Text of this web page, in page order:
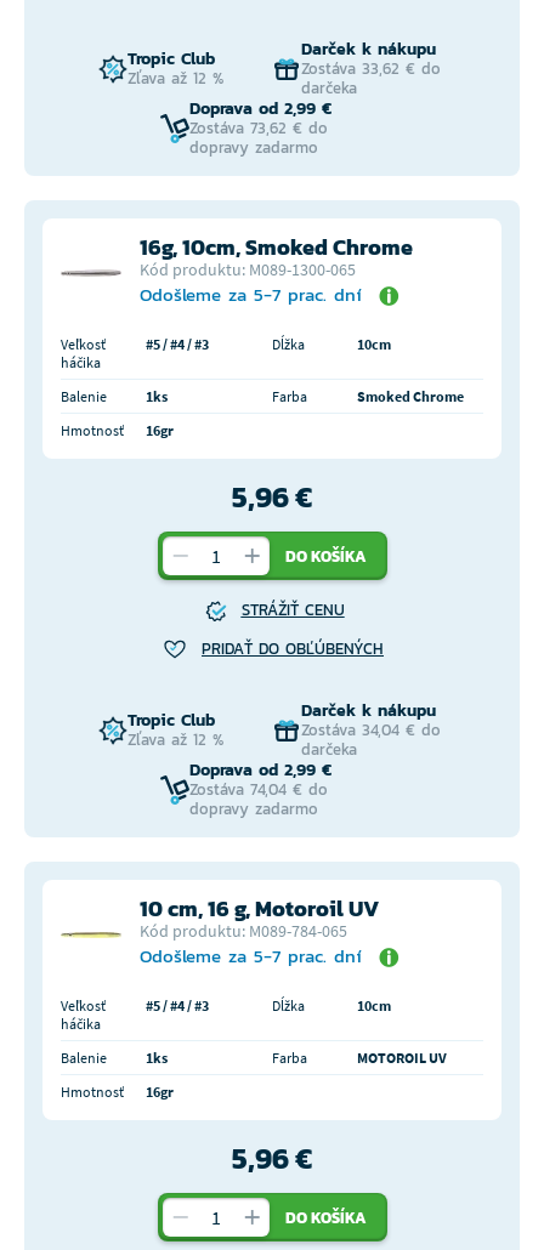
Tropic Club
Zľava až 12 %
Darček k nákupu
Zostáva 33,62 € do
darčeka
Doprava od 2,99 €
Zostáva 73,62 € do
dopravy zadarmo
16g, 10cm, Smoked Chrome
Kód produktu: M089-1300-065
Odošleme za 5-7 prac. dní
Veľkosť
háčika
#5 / #4 / #3 Dĺžka 10cm
Balenie 1ks Farba
Smoked Chrome
Hmotnosť
16gr
5,96 €
DO KOŠÍKA
STRÁŽIŤ CENU
PRIDAŤ DO OBĽÚBENÝCH
Tropic Club
Zľava až 12 %
Darček k nákupu
Zostáva 34,04 € do
darčeka
Doprava od 2,99 €
Zostáva 74,04 € do
dopravy zadarmo
10 cm, 16 g, Motoroil UV
Kód produktu: M089-784-065
Odošleme za 5-7 prac. dní
Veľkosť
háčika
#5 / #4 / #3 Dĺžka 10cm
Balenie 1ks Farba
MOTOROIL UV
Hmotnosť
16gr
5,96 €
DO KOŠÍKA